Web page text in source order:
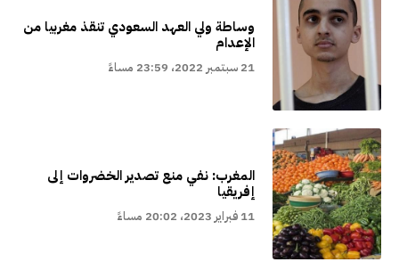
وساطة ولي العهد السعودي تنقذ مغربيا من
الإعدام
21 سبتمبر 2022، 23:59 مساءً
المغرب: نفي منع تصدير الخضروات إلى
إفريقيا
11 فبراير 2023، 20:02 مساءً